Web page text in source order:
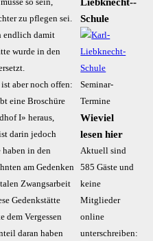
so sein,
zu pflegen sei.
endlich damit
wurde in den
aber noch offen:
eine Broschüre
I» heraus,
darin jedoch
in den
am Gedenken
Zwangsarbeit
Gedenkstätte
dem Vergessen
daran haben
Schule
Seminar-
Termine
Wieviel
lesen hier
Aktuell sind
585 Gäste und
keine
Mitglieder
online
unterschreiben: